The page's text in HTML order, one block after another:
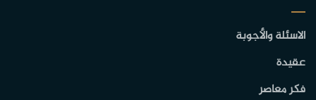
الاسئلة والأجوبة
عقيدة
فكر معاصر